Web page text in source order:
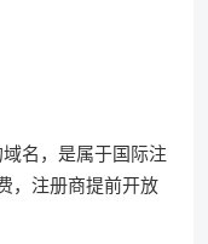
名，是属于国际注
，注册商提前开放